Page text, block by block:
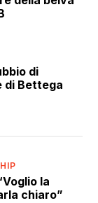
di
di Bettega
la
chiaro”